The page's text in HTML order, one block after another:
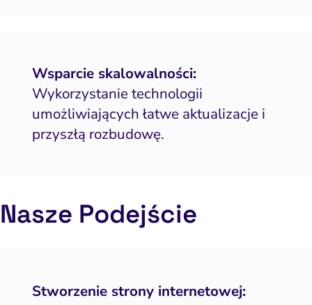
Wsparcie skalowalności:
Wykorzystanie technologii
umożliwiających łatwe aktualizacje i
przyszłą rozbudowę.
Nasze Podejście
Stworzenie strony internetowej: